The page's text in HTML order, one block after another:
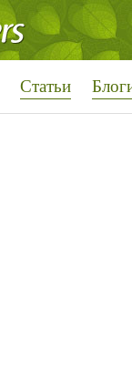
Статьи